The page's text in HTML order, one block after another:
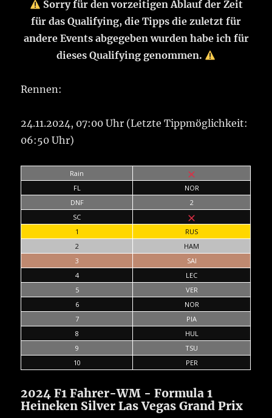
Sorry für den vorzeitigen Ablauf der Zeit
für das Qualifying, die Tipps die zuletzt für
andere Events abgegeben wurden habe ich für
dieses Qualifying genommen.
Rennen:
24.11.2024, 07:00 Uhr (Letzte Tippmöglichkeit:
06:50 Uhr)
Rain
FL
NOR
DNF
2
SC
1
RUS
2
HAM
3
SAI
4
LEC
5
VER
6
NOR
7
PIA
8
HUL
9
TSU
10
PER
2024 F1 Fahrer-WM - Formula 1
Heineken Silver Las Vegas Grand Prix